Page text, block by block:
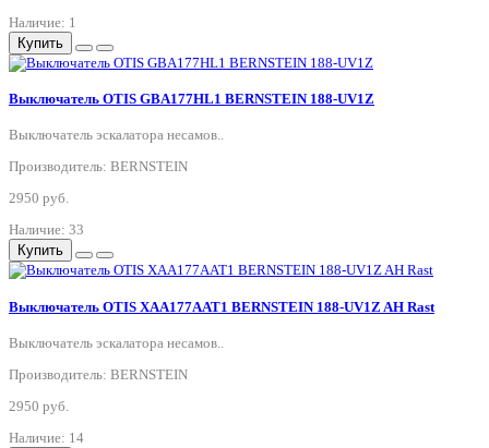
Наличие: 1
Купить
Выключатель OTIS GBA177HL1 BERNSTEIN 188-UV1Z
Выключатель эскалатора несамов..
Производитель: BERNSTEIN
2950 руб.
Наличие: 33
Купить
Выключатель OTIS XAA177AAT1 BERNSTEIN 188-UV1Z AH Rast
Выключатель эскалатора несамов..
Производитель: BERNSTEIN
2950 руб.
Наличие: 14